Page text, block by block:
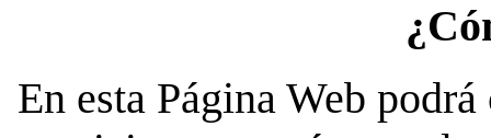
En esta Página Web